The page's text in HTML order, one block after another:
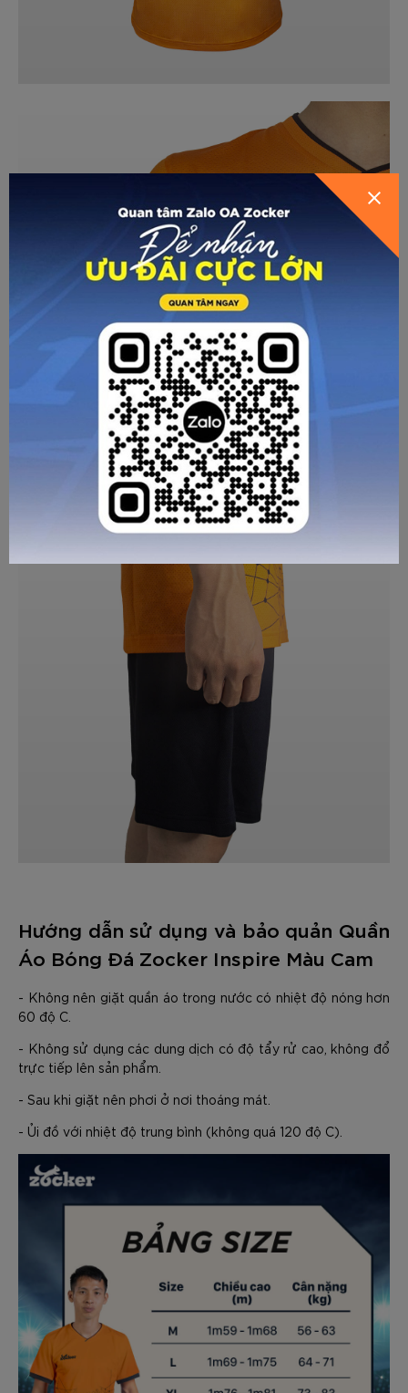
Hướng dẫn sử dụng và bảo quản Quần
Áo Bóng Đá Zocker Inspire Màu Cam
- Không nên giặt quần áo trong nước có nhiệt độ nóng hơn
60 độ C.
- Không sử dụng các dung dịch có độ tẩy rử cao, không đổ
trực tiếp lên sản phẩm.
- Sau khi giặt nên phơi ở nơi thoáng mát.
- Ủi đồ với nhiệt độ trung bình (không quá 120 độ C).
HƯỚNG DẪN CHỌN SIZE
GỬI THÔNG TIN ĐỂ ZOCKER TƯ
VẤN CHO BẠN
GỬI TƯ VẤN HỦY